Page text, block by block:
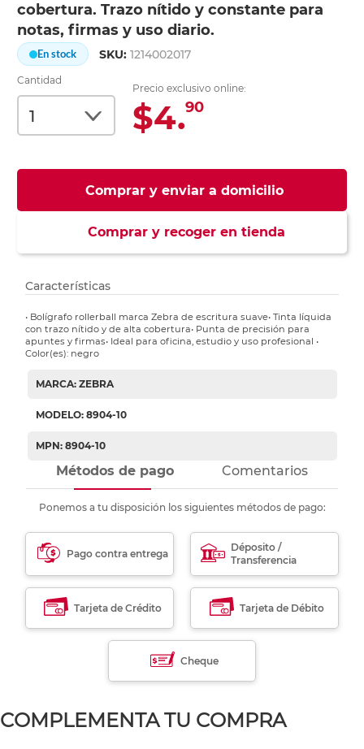
cobertura. Trazo nítido y constante para
notas, firmas y uso diario.
En stock SKU:1214002017
Cantidad
Precio exclusivo online:
$4.90
Comprar y enviar a domicilio
Comprar y recoger en tienda
Características
• Bolígrafo rollerball marca Zebra de escritura suave• Tinta líquida
con trazo nítido y de alta cobertura• Punta de precisión para
apuntes y firmas• Ideal para oficina, estudio y uso profesional •
Color(es): negro
MARCA: ZEBRA
MODELO: 8904-10
MPN: 8904-10
Métodos de pago Comentarios
Ponemos a tu disposición los siguientes métodos de pago:
Pago contra entrega
Déposito /
Transferencia
Tarjeta de Crédito Tarjeta de Débito
Cheque
COMPLEMENTA TU COMPRA